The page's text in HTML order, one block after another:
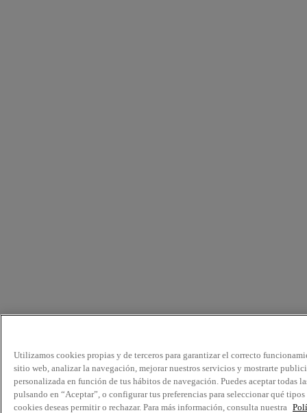
Utilizamos cookies propias y de terceros para garantizar el correcto
sitio web, analizar la navegación, mejorar nuestros servicios y mostrarte
personalizada en función de tus hábitos de navegación. Puedes aceptar todas
pulsando en “Aceptar”, o configurar tus preferencias para seleccionar qué tipos
cookies deseas permitir o rechazar. Para más información, consulta nuestra